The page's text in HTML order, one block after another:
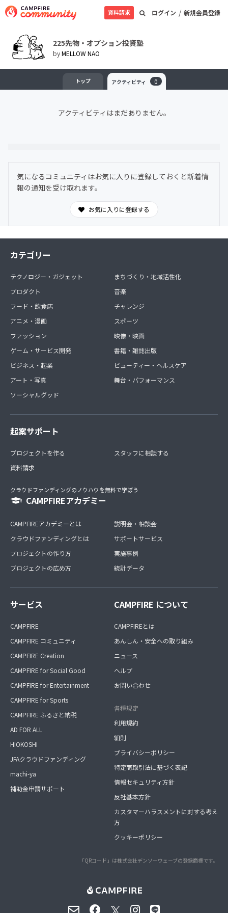
ログイン / 新規会員登録
資料請求
225先物・オプション投資塾
byMELLOW NAO
トップ アクティビティ 0
アクティビティはまだありません。
気になるコミュニティはお気に入りに登録しておくと新着情
報の通知を受け取れます。
お気に入りに登録する
カテゴリー
テクノロジー・ガジェット
プロダクト
フード・飲食店
アニメ・漫画
ファッション
ゲーム・サービス開発
ビジネス・起業
アート・写真
ソーシャルグッド
まちづくり・地域活性化
音楽
チャレンジ
スポーツ
映像・映画
書籍・雑誌出版
ビューティー・ヘルスケア
舞台・パフォーマンス
起案サポート
プロジェクトを作る
資料請求
スタッフに相談する
クラウドファンディングのノウハウを無料で学ぼう
CAMPFIREアカデミー
CAMPFIREアカデミーとは
クラウドファンディングとは
プロジェクトの作り方
プロジェクトの広め方
説明会・相談会
サポートサービス
実施事例
統計データ
サービス
CAMPFIRE
CAMPFIRE コミュニティ
CAMPFIRE Creation
CAMPFIRE for Social Good
CAMPFIRE for Entertainment
CAMPFIRE for Sports
CAMPFIRE ふるさと納税
AD FOR ALL
HIOKOSHI
JFAクラウドファンディング
machi-ya
補助金申請サポート
CAMPFIRE について
CAMPFIREとは
あんしん・安全への取り組み
ニュース
ヘルプ
お問い合わせ
各種規定
利用規約
細則
プライバシーポリシー
特定商取引法に基づく表記
情報セキュリティ方針
反社基本方針
カスタマーハラスメントに対する考え
方
クッキーポリシー
「QRコード」は株式会社デンソーウェーブの登録商標です。